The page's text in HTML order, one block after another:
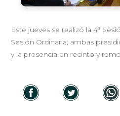
Este jueves se realizó la 4ª
Sesión Ordinaria; ambas
y la presencia en recinto y